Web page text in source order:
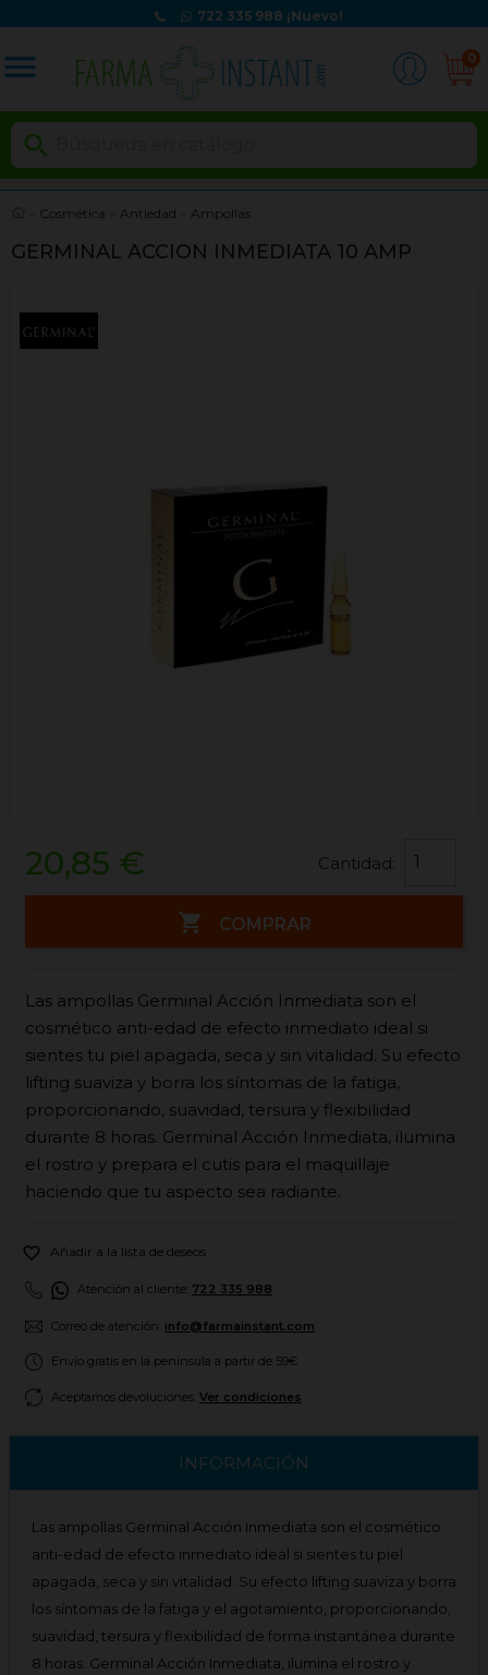
722 335 988 ¡Nuevo!
menu 0

Cosmética Antiedad Ampollas
GERMINAL ACCION INMEDIATA 10 AMP
20,85 € Cantidad:
 COMPRAR
Las ampollas Germinal Acción Inmediata son el
cosmético anti-edad de efecto inmediato ideal si
sientes tu piel apagada, seca y sin vitalidad. Su efecto
lifting suaviza y borra los síntomas de la fatiga,
proporcionando, suavidad, tersura y flexibilidad
durante 8 horas. Germinal Acción Inmediata, ilumina
el rostro y prepara el cutis para el maquillaje
haciendo que tu aspecto sea radiante.
 Añadir a la lista de deseos
Atención al cliente: 722 335 988
Correo de atención: info@farmainstant.com
Envío gratis en la península a partir de 59€
Aceptamos devoluciones. Ver condiciones
INFORMACIÓN
Las ampollas Germinal Acción Inmediata son el cosmético
anti-edad de efecto inmediato ideal si sientes tu piel
apagada, seca y sin vitalidad. Su efecto lifting suaviza y borra
los síntomas de la fatiga y el agotamiento, proporcionando,
suavidad, tersura y flexibilidad de forma instantánea durante
8 horas. Germinal Acción Inmediata, ilumina el rostro y